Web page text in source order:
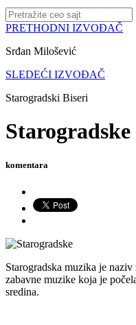
PRETHODNI IZVOĐAČ
Srđan Milošević
SLEDEĆI IZVOĐAČ
Starogradski Biseri
Starogradske
komentara
Starogradska muzika je
zabavne muzike koja je
sredina.